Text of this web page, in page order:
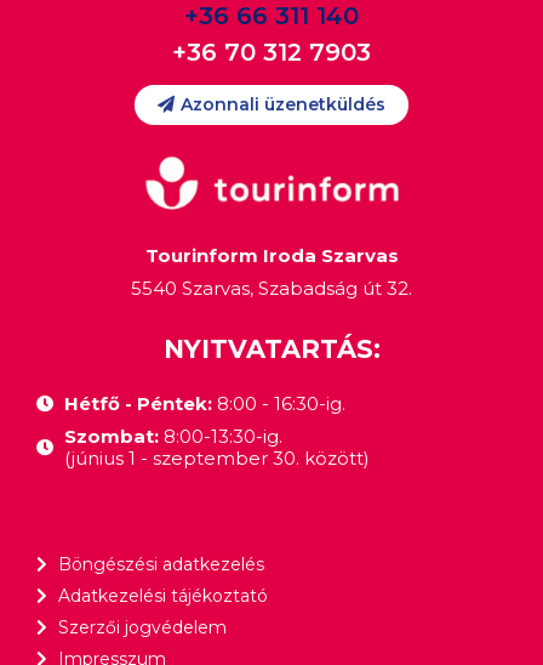
+36 66 311 140
+36 70 312 7903
Azonnali üzenetküldés
Tourinform Iroda Szarvas
5540 Szarvas, Szabadság út 32.
NYITVATARTÁS:
Hétfő - Péntek:8:00 - 16:30-ig.
Szombat: 8:00-13:30-ig.
(június 1 - szeptember 30. között)
Böngészési adatkezelés
Adatkezelési tájékoztató
Szerzői jogvédelem
Impresszum